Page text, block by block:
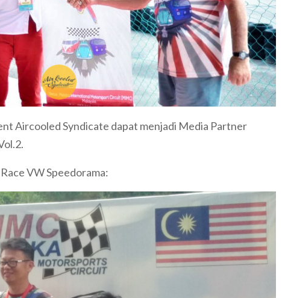
Aircooled Syndicate dapat menjadi Media Partner
VW Speedorama: